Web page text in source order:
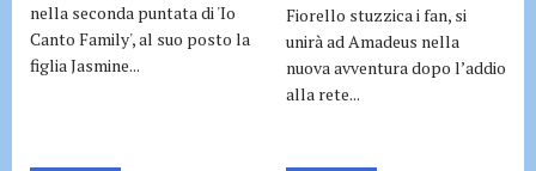
nella seconda puntata di 'Io
Canto Family', al suo posto la
figlia Jasmine...
Fiorello stuzzica i fan, si
unirà ad Amadeus nella
nuova avventura dopo l’addio
alla rete...